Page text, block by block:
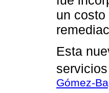
un
Esta
Gómez-